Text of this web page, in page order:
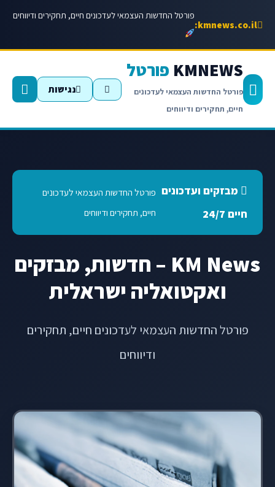
kmnews.co.il:
פורטל החדשות העצמאי לעדכונים חיים, תחקירים ודיווחים
KMNEWS פורטל
פורטל החדשות העצמאי לעדכונים
חיים, תחקירים ודיווחים
נגישות
מבזקים ועדכונים
חיים 24/7
פורטל החדשות העצמאי לעדכונים
חיים, תחקירים ודיווחים
KM News – חדשות, מבזקים
ואקטואליה ישראלית
פורטל החדשות העצמאי לעדכונים חיים, תחקירים
ודיווחים